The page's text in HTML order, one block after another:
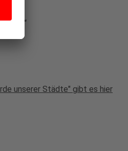
unserer Städte" gibt es hier